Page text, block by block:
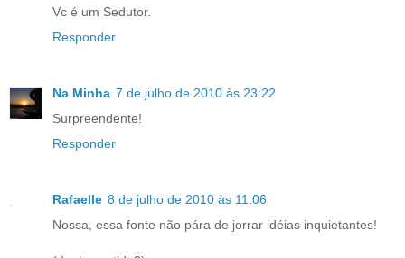
Vc é um Sedutor.
Responder
Na Minha 7 de julho de 2010 às 23:22
Surpreendente!
Responder
Rafaelle 8 de julho de 2010 às 11:06
Nossa, essa fonte não pára de jorrar idéias inquietantes!